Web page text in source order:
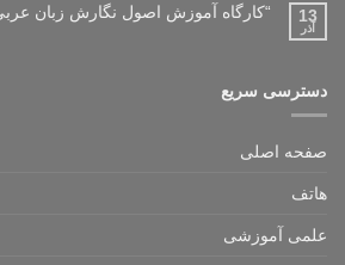
13
آذر
“کارگاه آموزش اصول نگارش زبان
دسترسی سریع
صفحه اصلی
هاتف
علمی آموزشی